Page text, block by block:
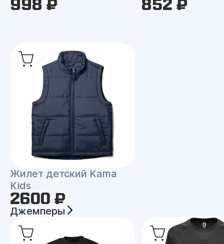
998 ₽ 852 ₽
Жилет детский Kama
Kids
2600 ₽
Джемперы